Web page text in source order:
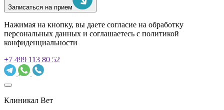
Записаться на прием
Нажимая на кнопку, вы даете согласие на обработку
персональных данных и соглашаетесь c политикой
конфиденциальности
+7 499 113 80 52
Клиникал Вет